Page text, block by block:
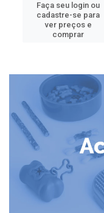
Faça seu login ou
cadastre-se para
ver preços e
comprar